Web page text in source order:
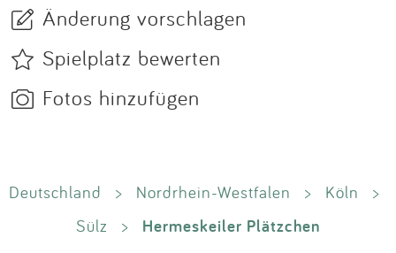
Änderung vorschlagen
Spielplatz bewerten
Fotos hinzufügen
Deutschland > Nordrhein-Westfalen > Köln
>
Sülz
> Hermeskeiler Plätzchen